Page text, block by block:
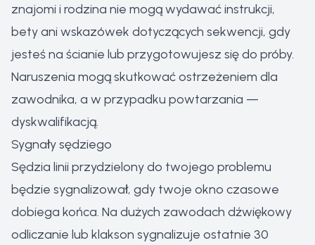
znajomi i rodzina nie mogą wydawać instrukcji,
bety ani wskazówek dotyczących sekwencji, gdy
jesteś na ścianie lub przygotowujesz się do próby.
Naruszenia mogą skutkować ostrzeżeniem dla
zawodnika, a w przypadku powtarzania —
dyskwalifikacją.
Sygnały sędziego
Sędzia linii przydzielony do twojego problemu
będzie sygnalizował, gdy twoje okno czasowe
dobiega końca. Na dużych zawodach dźwiękowy
odliczanie lub klakson sygnalizuje ostatnie 30